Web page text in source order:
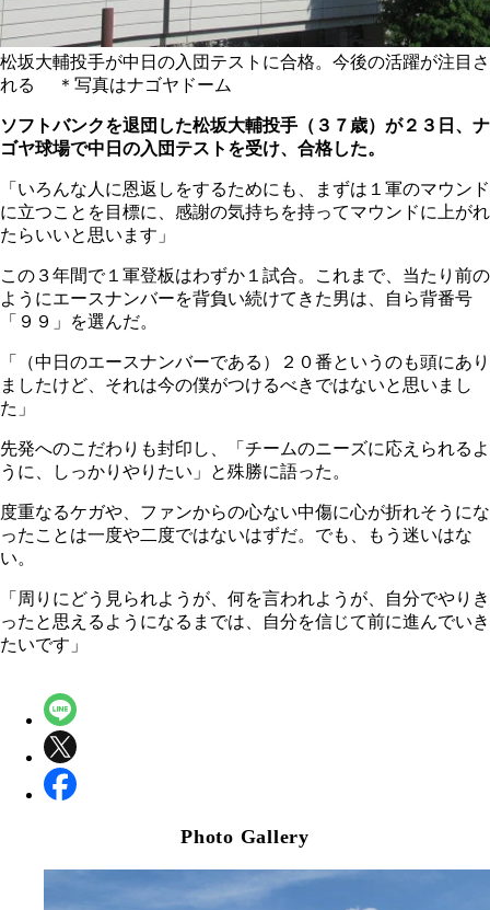
松坂大輔投手が中日の入団テストに合格。今後の活躍が注目さ
れる ＊写真はナゴヤドーム
ソフトバンクを退団した松坂大輔投手（３７歳）が２３日、ナ
ゴヤ球場で中日の入団テストを受け、合格した。
「いろんな人に恩返しをするためにも、まずは１軍のマウンド
に立つことを目標に、感謝の気持ちを持ってマウンドに上がれ
たらいいと思います」
この３年間で１軍登板はわずか１試合。これまで、当たり前の
ようにエースナンバーを背負い続けてきた男は、自ら背番号
「９９」を選んだ。
「（中日のエースナンバーである）２０番というのも頭にあり
ましたけど、それは今の僕がつけるべきではないと思いまし
た」
先発へのこだわりも封印し、「チームのニーズに応えられるよ
うに、しっかりやりたい」と殊勝に語った。
度重なるケガや、ファンからの心ない中傷に心が折れそうにな
ったことは一度や二度ではないはずだ。でも、もう迷いはな
い。
「周りにどう見られようが、何を言われようが、自分でやりき
ったと思えるようになるまでは、自分を信じて前に進んでいき
たいです」
Photo Gallery